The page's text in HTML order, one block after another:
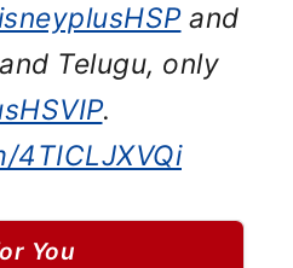
and
Telugu, only
.
4TICLJXVQi
You